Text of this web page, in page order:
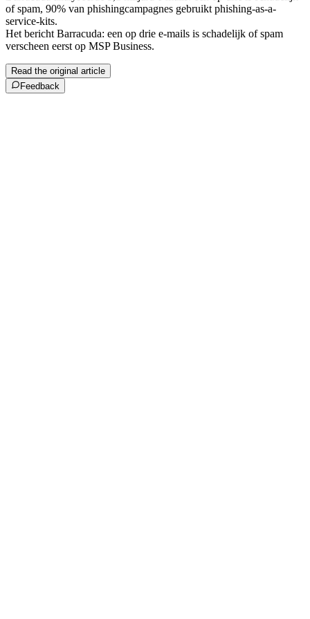
of spam, 90% van phishingcampagnes gebruikt phishing-as-a-
service-kits.
Het bericht Barracuda: een op drie e-mails is schadelijk of spam
verscheen eerst op MSP Business.
Read the original article
Feedback